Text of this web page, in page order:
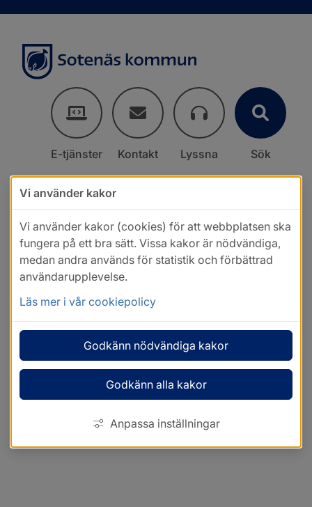
E-tjänster Kontakt Lyssna Sök
Vi använder kakor
Vi använder kakor (cookies) för att webbplatsen ska
fungera på ett bra sätt. Vissa kakor är nödvändiga,
medan andra används för statistik och förbättrad
användarupplevelse.
Läs mer i vår cookiepolicy
Godkänn nödvändiga kakor
Godkänn alla kakor
Anpassa inställningar